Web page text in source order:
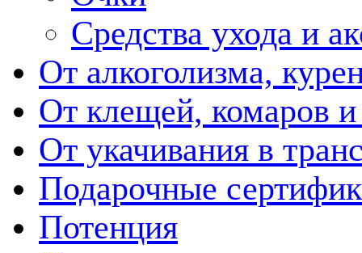
Средства ухода и
От алкоголизма,
От клещей, комаров
От укачивания в
Подарочные
Потенция